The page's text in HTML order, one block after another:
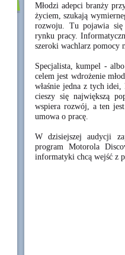
Młodzi adepci branży
życiem, szukają
rozwoju. Tu pojawia się
rynku pracy.
szeroki wachlarz pomocy
Specjalista, kumpel -
celem jest wdrożenie
właśnie jedna z tych
cieszy się największą
wspiera rozwój, a ten
umowa o pracę.
W dzisiejszej audycji
program Motorola
informatyki chcą wejść z